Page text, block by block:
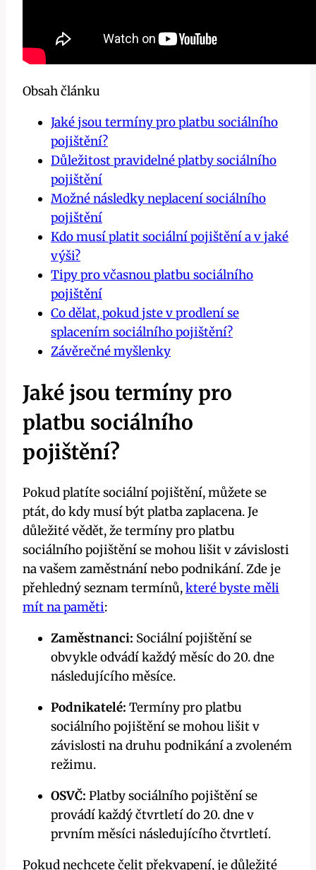
Obsah článku
Jaké jsou termíny pro platbu sociálního
pojištění?
Důležitost pravidelné platby sociálního
pojištění
Možné následky neplacení sociálního
pojištění
Kdo musí platit sociální pojištění a v jaké
výši?
Tipy pro včasnou platbu sociálního
pojištění
Co dělat, pokud jste v prodlení se
splacením sociálního pojištění?
Závěrečné myšlenky
Jaké jsou termíny pro
platbu sociálního
pojištění?
Pokud platíte sociální pojištění, můžete se
ptát, do kdy musí být platba zaplacena. Je
důležité vědět, že termíny pro platbu
sociálního pojištění se mohou lišit v závislosti
na vašem zaměstnání nebo podnikání. Zde je
přehledný seznam termínů,které byste měli
mít na paměti:
Zaměstnanci: Sociální pojištění se
obvykle odvádí každý měsíc do 20. dne
následujícího měsíce.
Podnikatelé: Termíny pro platbu
sociálního pojištění se mohou lišit v
závislosti na druhu podnikání a zvoleném
režimu.
OSVČ: Platby sociálního pojištění se
provádí každý čtvrtletí do 20. dne v
prvním měsíci následujícího čtvrtletí.
Pokud nechcete čelit překvapení, je důležité